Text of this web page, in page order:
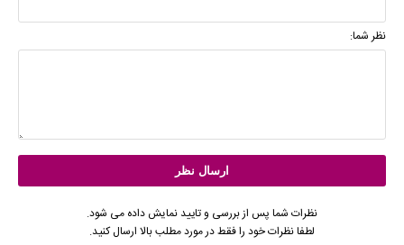
نظر شما:
نظرات شما پس از بررسی و تایید نمایش داده می شود.
لطفا نظرات خود را فقط در مورد مطلب بالا ارسال کنید.